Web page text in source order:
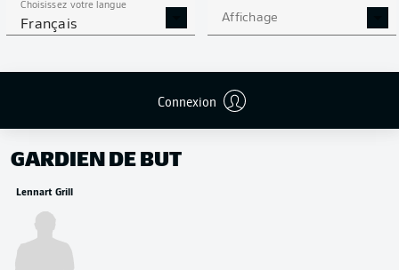
Choisissez votre langue
Français Affichage
Connexion
Frederik Rønnow
REMPLAÇANTS
GARDIEN DE BUT
Lennart Grill